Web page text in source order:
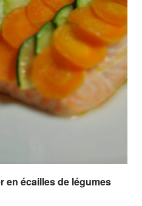
en écailles de légumes